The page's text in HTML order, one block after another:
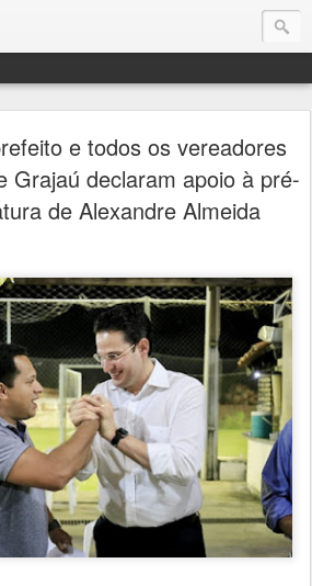
e todos os vereadores
Grajaú declaram apoio à pré-
de Alexandre Almeida